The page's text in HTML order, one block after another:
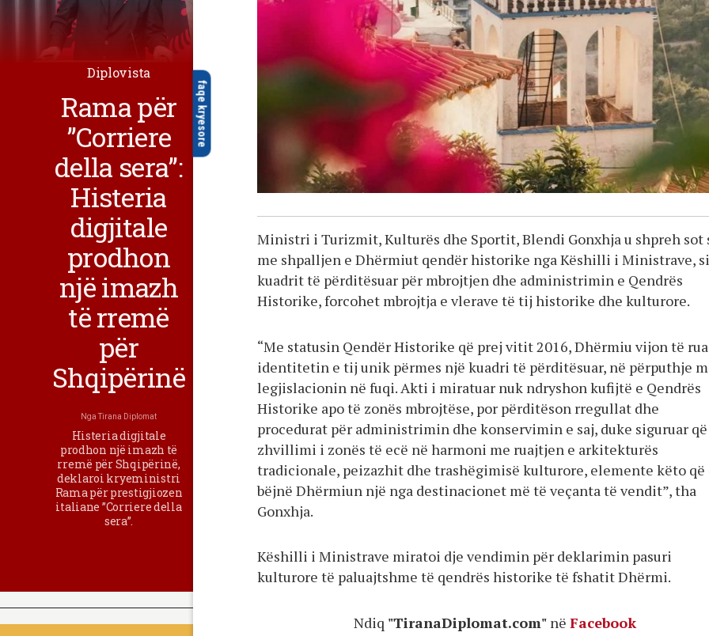
faqe kryesore
Ministri i Turizmit, Kulturës dhe Sportit, Blendi Gonxhja u shpreh sot
me shpalljen e Dhërmiut qendër historike nga Këshilli i Ministrave,
kuadrit të përditësuar për mbrojtjen dhe administrimin e Qendrës
Historike, forcohet mbrojtja e vlerave të tij historike dhe kulturore.
“Me statusin Qendër Historike që prej vitit 2016, Dhërmiu vijon të
identitetin e tij unik përmes një kuadri të përditësuar, në përputhje
legjislacionin në fuqi. Akti i miratuar nuk ndryshon kufijtë e Qendrës
Historike apo të zonës mbrojtëse, por përditëson rregullat dhe
procedurat për administrimin dhe konservimin e saj, duke siguruar që
zhvillimi i zonës të ecë në harmoni me ruajtjen e arkitekturës
tradicionale, peizazhit dhe trashëgimisë kulturore, elemente këto që
bëjnë Dhërmiun një nga destinacionet më të veçanta të vendit”, tha
Gonxhja.
Këshilli i Ministrave miratoi dje vendimin për deklarimin pasuri
kulturore të paluajtshme të qendrës historike të fshatit Dhërmi.
Ndiq "TiranaDiplomat.com" në Facebook
Diplovista
Rama për
”Corriere
della sera”:
Histeria
digjitale
prodhon
një imazh
të rremë
për
Shqipërinë
NgaTirana Diplomat
Histeria digjitale
prodhon një imazh të
rremë për Shqipërinë,
deklaroi kryeministri
Rama për prestigjiozen
italiane ”Corriere della
sera”.